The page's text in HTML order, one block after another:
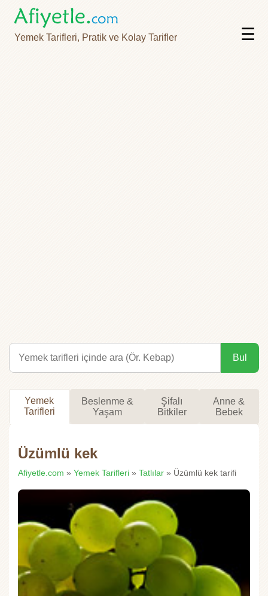
Yemek Tarifleri, Pratik ve Kolay Tarifler ☰
Bul
Yemek
Tarifleri
Beslenme &
Yaşam
Şifalı
Bitkiler
Anne &
Bebek
Üzümlü kek
Afiyetle.com » Yemek Tarifleri » Tatlılar » Üzümlü kek tarifi